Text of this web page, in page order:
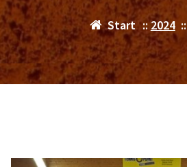
Start ::2024::